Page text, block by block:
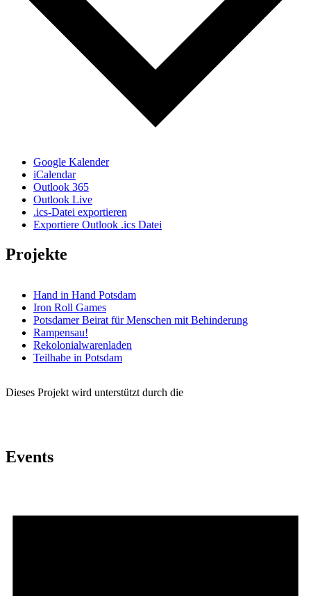
Google Kalender
iCalendar
Outlook 365
Outlook Live
.ics-Datei exportieren
Exportiere Outlook .ics Datei
Projekte
Hand in Hand Potsdam
Iron Roll Games
Potsdamer Beirat für Menschen mit Behinderung
Rampensau!
Rekolonialwarenladen
Teilhabe in Potsdam
Dieses Projekt wird unterstützt durch die
Events